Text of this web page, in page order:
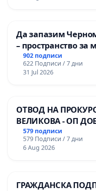
мениджмънт – гр.
Да запазим
– пространство за
902 подписи
622 Подписи / 7 дни
31 Jul 2026
ОТВОД НА
ВЕЛИКОВА - ОП
579 подписи
579 Подписи / 7 дни
6 Aug 2026
ГРАЖДАНСКА